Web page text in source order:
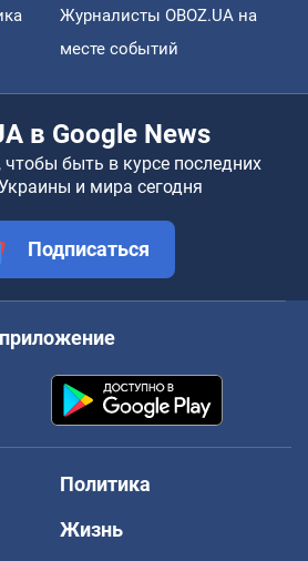
Журналисты OBOZ.UA на
месте событий
в Google News
быть в курсе последних
и мира сегодня
Подписаться
Политика
Жизнь